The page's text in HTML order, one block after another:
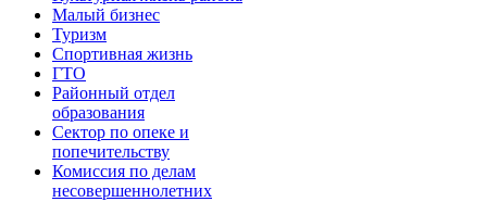
Малый бизнес
Туризм
Спортивная жизнь
ГТО
Районный отдел
образования
Сектор по опеке и
попечительству
Комиссия по делам
несовершеннолетних